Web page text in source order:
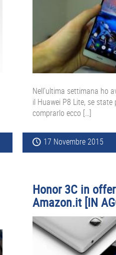
Nell’ultima settimana ho
il Huawei P8 Lite, se
comprarlo ecco […]
17 Novembre 2015
Honor 3C in
Amazon.it [IN